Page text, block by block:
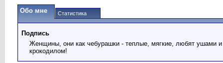
Обо мне Статистика
Подпись
Женщины, они как чебурашки - теплые, мягкие, любят ушами
крокодилом!